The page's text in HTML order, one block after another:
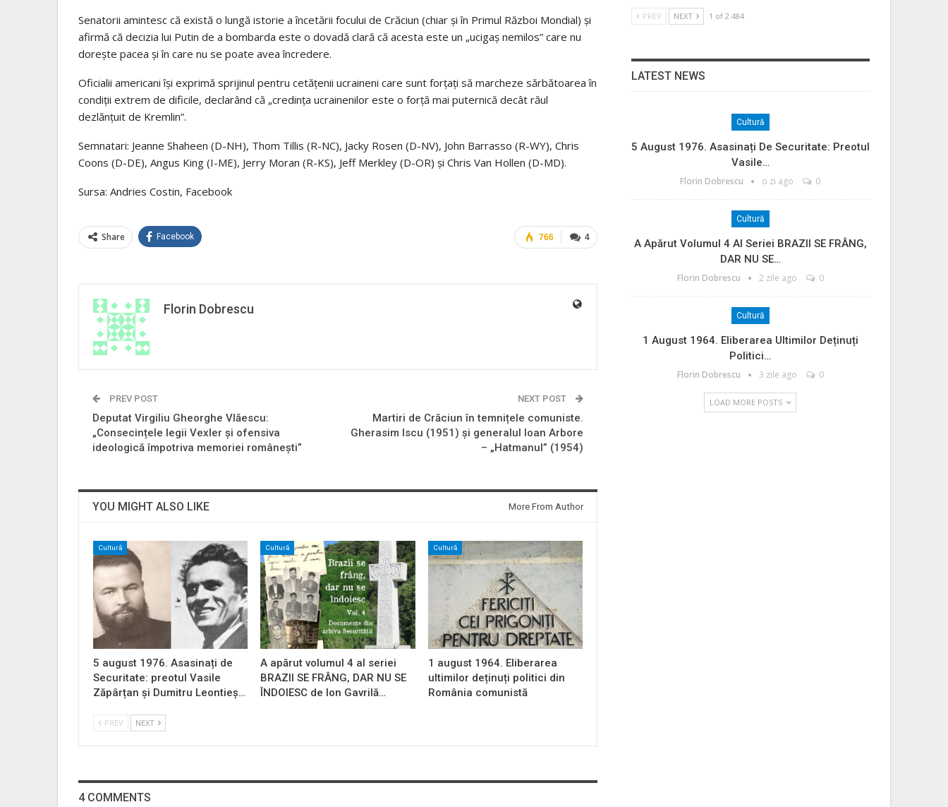
Senatorii amintesc că există o lungă istorie a încetării focului de Crăciun (chiar și în Primul Război Mondial) și
afirmă că decizia lui Putin de a bombarda este o dovadă clară că acesta este un „ucigaș nemilos” care nu
dorește pacea și în care nu se poate avea încredere.
Oficialii americani își exprimă sprijinul pentru cetățenii ucraineni care sunt forțați să marcheze sărbătoarea în
condiții extrem de dificile, declarând că „credința ucrainenilor este o forță mai puternică decât răul
dezlănțuit de Kremlin”.
Semnatari: Jeanne Shaheen (D-NH), Thom Tillis (R-NC), Jacky Rosen (D-NV), John Barrasso (R-WY), Chris
Coons (D-DE), Angus King (I-ME), Jerry Moran (R-KS), Jeff Merkley (D-OR) și Chris Van Hollen (D-MD).
Sursa: Andries Costin, Facebook
4
766
Share Facebook
Florin Dobrescu
PREV POST
Deputat Virgiliu Gheorghe Vlăescu:
„Consecințele legii Vexler și ofensiva
ideologică împotriva memoriei românești”
NEXT POST
Martiri de Crăciun în temnițele comuniste.
Gherasim Iscu (1951) și generalul Ioan Arbore
– „Hatmanul” (1954)
YOU MIGHT ALSO LIKE More From Author
Cultură
5 august 1976. Asasinați de
Securitate: preotul Vasile
Zăpârțan și Dumitru Leontieș…
Cultură
A apărut volumul 4 al seriei
BRAZII SE FRÂNG, DAR NU SE
ÎNDOIESC de Ion Gavrilă…
Cultură
1 august 1964. Eliberarea
ultimilor deținuți politici din
România comunistă
PREV NEXT
4 COMMENTS
PREV NEXT 1 of 2.484
LATEST NEWS
Cultură
5 August 1976. Asasinați De Securitate: Preotul
Vasile…
Florin Dobrescu o zi ago 0
Cultură
A Apărut Volumul 4 Al Seriei BRAZII SE FRÂNG,
DAR NU SE…
Florin Dobrescu 2 zile ago 0
Cultură
1 August 1964. Eliberarea Ultimilor Deținuți
Politici…
Florin Dobrescu 3 zile ago 0
LOAD MORE POSTS